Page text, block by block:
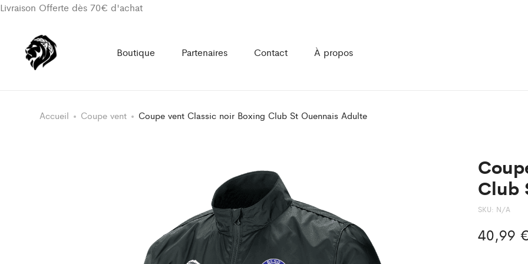
Livraison Offerte dès 70€ d'achat
Boutique Partenaires Contact À propos
Accueil Coupe vent Coupe vent Classic noir Boxing Club St Ouennais Adulte
Club
SKU: N/A
40,99